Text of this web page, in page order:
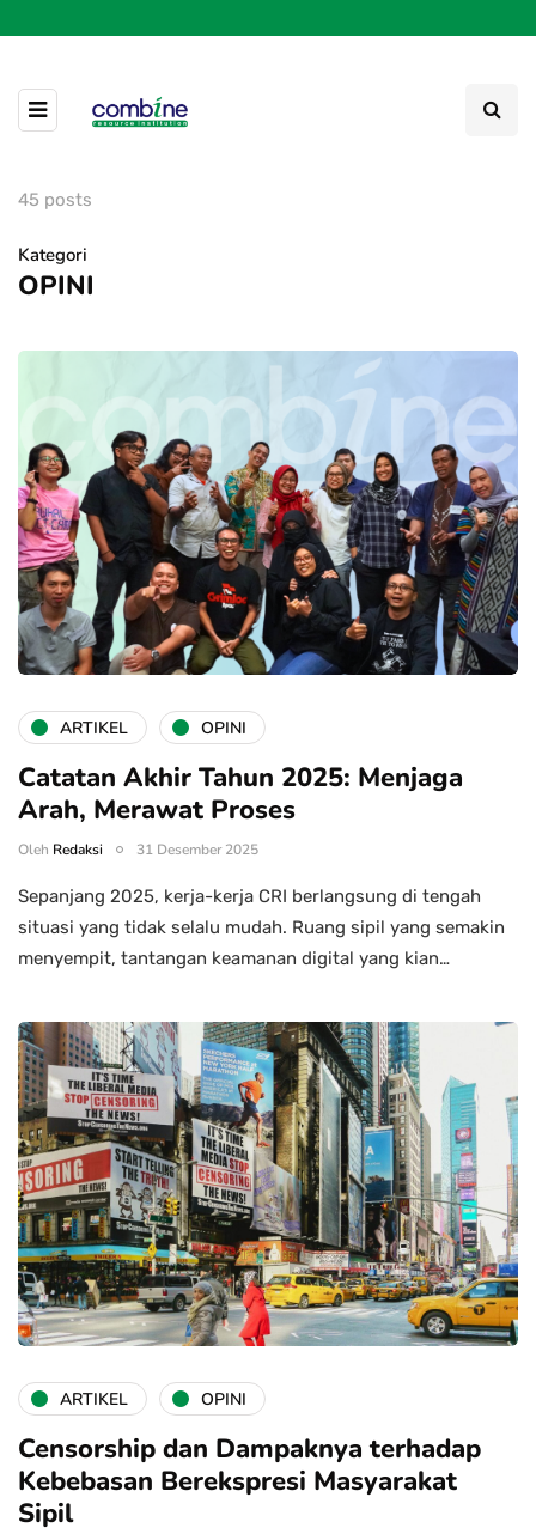
45 posts
Kategori
OPINI
ARTIKEL OPINI
Catatan Akhir Tahun 2025: Menjaga
Arah, Merawat Proses
Oleh Redaksi 31 Desember 2025
Sepanjang 2025, kerja-kerja CRI berlangsung di tengah
situasi yang tidak selalu mudah. Ruang sipil yang semakin
menyempit, tantangan keamanan digital yang kian…
ARTIKEL OPINI
Censorship dan Dampaknya terhadap
Kebebasan Berekspresi Masyarakat
Sipil